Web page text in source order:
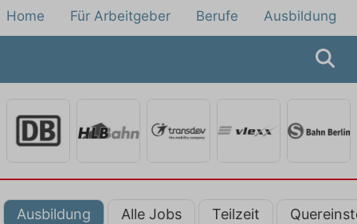
Home Für Arbeitgeber Berufe Ausbildung
Ausbildung Alle Jobs Teilzeit